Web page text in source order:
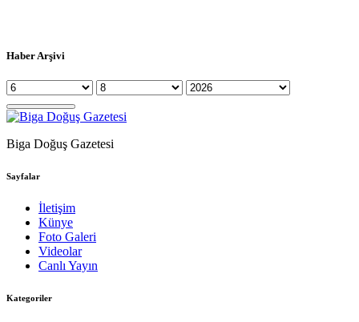
Haber Arşivi
Biga Doğuş Gazetesi
Sayfalar
İletişim
Künye
Foto Galeri
Videolar
Canlı Yayın
Kategoriler